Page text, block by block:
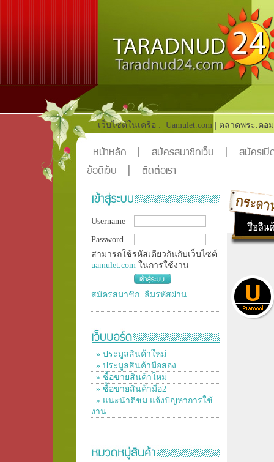
เว็บไซต์ในเครือ : Uamulet.com ตลาดพระ.คอม
หน้าหลัก สมัครสมาชิกเว็บ
สมัครเปิ
ข้อดีเว็บ
ติดต่อเรา
Username
Password
สามารถใช้รหัสเดียวกันกับเว็บไซต์
uamulet.com ในการใช้งาน
สมัครสมาชิก ลืมรหัสผ่าน
» ประมูลสินค้าใหม่
» ประมูลสินค้ามือสอง
» ซื้อขายสินค้าใหม่
» ซื้อขายสินค้ามือ2
» แนะนำติชม แจ้งปัญหาการใช้
งาน